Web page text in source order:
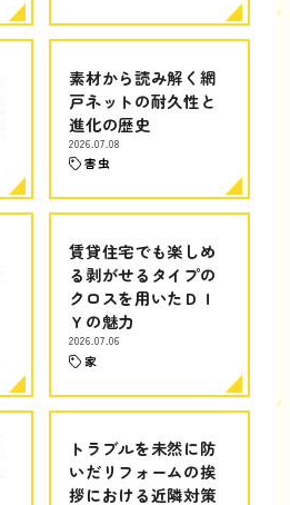
素材から読み解く網
戸ネットの耐久性と
進化の歴史
2026.07.08
害虫
賃貸住宅でも楽しめ
る剥がせるタイプの
クロスを用いたＤＩ
Ｙの魅力
2026.07.06
家
トラブルを未然に防
いだリフォームの挨
拶における近隣対策